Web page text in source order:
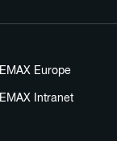
Europe
Intranet